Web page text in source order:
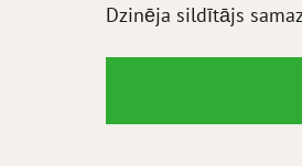
Dzinēja sildītājs